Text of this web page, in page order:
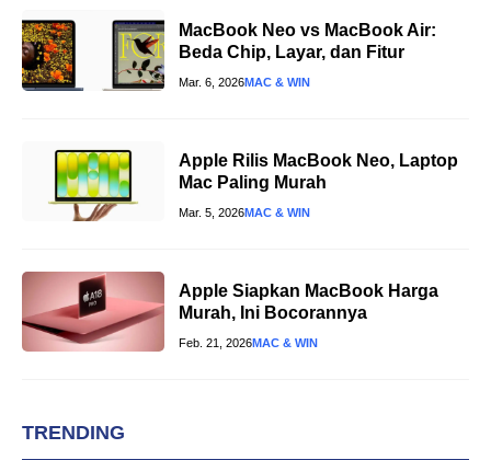
MacBook Neo vs MacBook Air:
Beda Chip, Layar, dan Fitur
Mar. 6, 2026MAC & WIN
Apple Rilis MacBook Neo, Laptop
Mac Paling Murah
Mar. 5, 2026MAC & WIN
Apple Siapkan MacBook Harga
Murah, Ini Bocorannya
Feb. 21, 2026MAC & WIN
TRENDING